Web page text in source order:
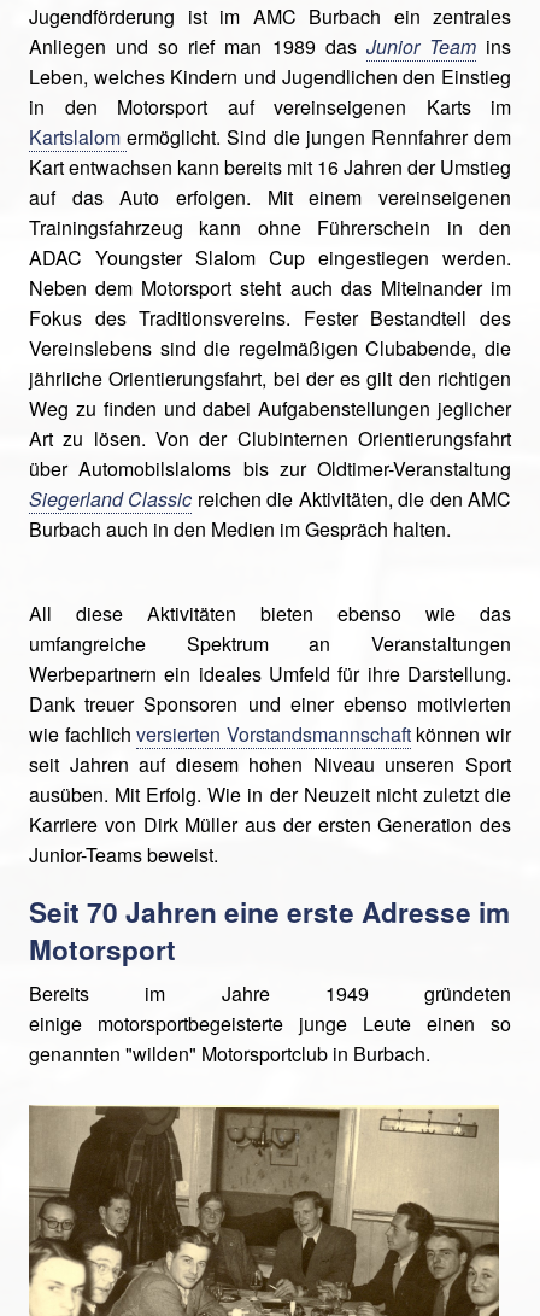
Jugendförderung ist im AMC Burbach ein zentrales
Anliegen und so rief man 1989 das Junior Teamins
Leben, welches Kindern und Jugendlichen den Einstieg
in den Motorsport auf vereinseigenen Karts im
Kartslalomermöglicht. Sind die jungen Rennfahrer dem
Kart entwachsen kann bereits mit 16 Jahren der Umstieg
auf das Auto erfolgen. Mit einem vereinseigenen
Trainingsfahrzeug kann ohne Führerschein in den
ADAC Youngster Slalom Cup eingestiegen werden.
Neben dem Motorsport steht auch das Miteinander im
Fokus des Traditionsvereins. Fester Bestandteil des
Vereinslebens sind die regelmäßigen Clubabende, die
jährliche Orientierungsfahrt, bei der es gilt den richtigen
Weg zu finden und dabei Aufgabenstellungen jeglicher
Art zu lösen. Von der Clubinternen Orientierungsfahrt
über Automobilslaloms bis zur Oldtimer-Veranstaltung
Siegerland Classic reichen die Aktivitäten, die den AMC
Burbach auch in den Medien im Gespräch halten.
All diese Aktivitäten bieten ebenso wie das
umfangreiche Spektrum an Veranstaltungen
Werbepartnern ein ideales Umfeld für ihre Darstellung.
Dank treuer Sponsoren und einer ebenso motivierten
wie fachlichversierten Vorstandsmannschaftkönnen wir
seit Jahren auf diesem hohen Niveau unseren Sport
ausüben. Mit Erfolg. Wie in der Neuzeit nicht zuletzt die
Karriere von Dirk Müller aus der ersten Generation des
Junior-Teams beweist.
Seit 70 Jahren eine erste Adresse im
Motorsport
Bereits im Jahre 1949 gründeten
einige motorsportbegeisterte junge Leute einen so
genannten "wilden" Motorsportclub in Burbach.